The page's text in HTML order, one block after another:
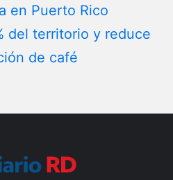
en Puerto Rico
del territorio y reduce
de café